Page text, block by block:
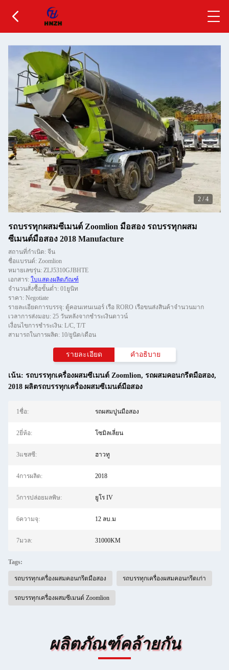
2 /4
รถบรรทุกผสมซีเมนต์ Zoomlion มือสอง รถบรรทุกผสม
ซีเมนต์มือสอง 2018 Manufacture
สถานที่กำเนิด: จีน
ชื่อแบรนด์: Zoomlion
หมายเลขรุ่น: ZLJ5310GJBHTE
เอกสาร: ใบแสดงผลิตภัณฑ์
จำนวนสั่งซื้อขั้นต่ำ: 01ยูนิท
ราคา: Negotiate
รายละเอียดการบรรจุ: ตู้คอนเทนเนอร์ เรือ RORO เรือขนส่งสินค้าจำนวนมาก
เวลาการส่งมอบ: 25 วันหลังจากชำระเงินดาวน์
เงื่อนไขการชำระเงิน: L/C, T/T
สามารถในการผลิต: 10/ยูนิต/เดือน
รายละเอียด คําอธิบาย
เน้น: รถบรรทุกเครื่องผสมซีเมนต์ Zoomlion, รถผสมคอนกรีตมือสอง,
2018 ผลิตรถบรรทุกเครื่องผสมซีเมนต์มือสอง
1ชื่อ: รถผสมปูนมือสอง
2ยี่ห้อ: โซมิลเลี่ยน
3แชสซี: ฮาวทู
4การผลิต: 2018
5การปล่อยมลพิษ: ยูโร IV
6ความจุ: 12 ลบ.ม
7มวล: 31000KM
Tags:
รถบรรทุกเครื่องผสมคอนกรีตมือสอง รถบรรทุกเครื่องผสมคอนกรีตเก่า
รถบรรทุกเครื่องผสมซีเมนต์ Zoomlion
ผลิตภัณฑ์คล้ายกัน